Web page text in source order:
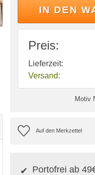
IN DEN
Preis:
Lieferzeit:
Versand:
Motiv
Portofrei ab